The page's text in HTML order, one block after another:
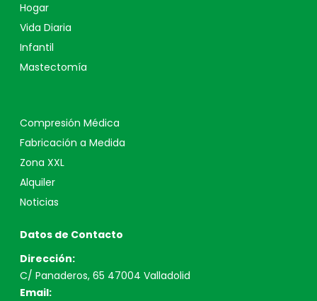
Hogar
Vida Diaria
Infantil
Mastectomía
Compresión Médica
Fabricación a Medida
Zona XXL
Alquiler
Noticias
Datos de Contacto
Dirección:
C/ Panaderos, 65 47004 Valladolid
Email: